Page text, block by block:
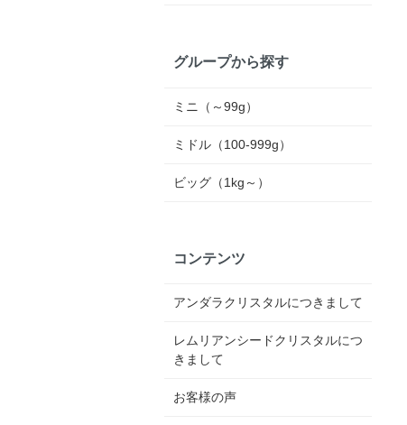
グループから探す
ミニ（～99g）
ミドル（100-999g）
ビッグ（1kg～）
コンテンツ
アンダラクリスタルにつきまして
レムリアンシードクリスタルにつ
きまして
お客様の声